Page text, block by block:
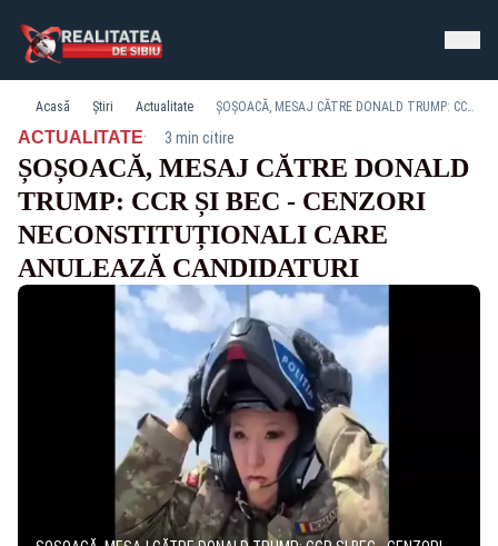
Acasă Știri Actualitate ȘOȘOACĂ, MESAJ CĂTRE DONALD TRUMP: CCR ȘI BEC - CENZORI NECONSTITUȚIONALI CARE ANULEAZĂ CANDIDATURI
ACTUALITATE· 3 min citire
ȘOȘOACĂ, MESAJ CĂTRE DONALD
TRUMP: CCR ȘI BEC - CENZORI
NECONSTITUȚIONALI CARE
ANULEAZĂ CANDIDATURI